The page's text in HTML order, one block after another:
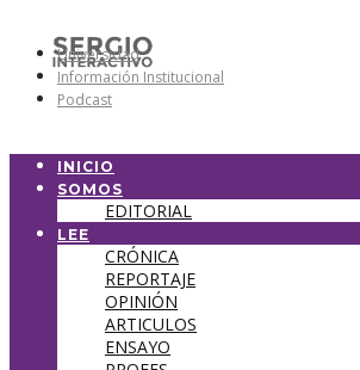
Universidad
Información Institucional
Podcast
INICIO
SOMOS
EDITORIAL
LEE
CRÓNICA
REPORTAJE
OPINIÓN
ARTICULOS
ENSAYO